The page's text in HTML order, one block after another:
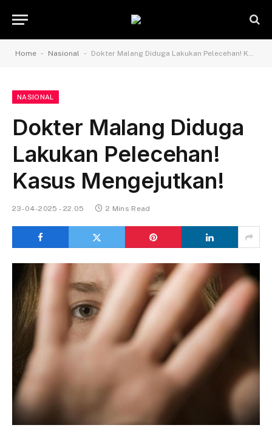
Home - Nasional - Dokter Malang Diduga Lakukan Pelecehan! Kasus Mengejutkan!
NASIONAL
Dokter Malang Diduga
Lakukan Pelecehan!
Kasus Mengejutkan!
23-04-2025 - 22.05 2 Mins Read